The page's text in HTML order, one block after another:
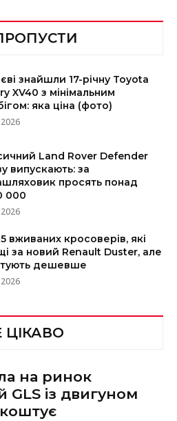
знайшли 17-річну Toyota
XV40 з мінімальним
яка ціна (фото)
Land Rover Defender
випускають: за
просять понад
000
вживаних кросоверів, які
за новий Renault Duster, але
дешевше
ЦІКАВО
на ринок
із двигуном
коштує